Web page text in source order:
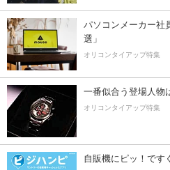
パソコンメーカー社
選」
オリコンタイアップ特集
一番似合う登場人物
オリコンタイアップ特集
自販機にピッ！です